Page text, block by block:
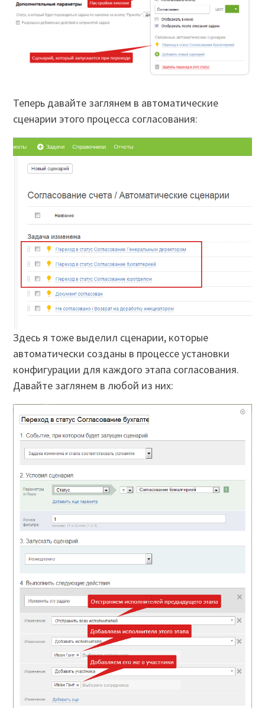
Теперь давайте заглянем в автоматические
сценарии этого процесса согласования:
Здесь я тоже выделил сценарии, которые
автоматически созданы в процессе установки
конфигурации для каждого этапа согласования.
Давайте заглянем в любой из них: